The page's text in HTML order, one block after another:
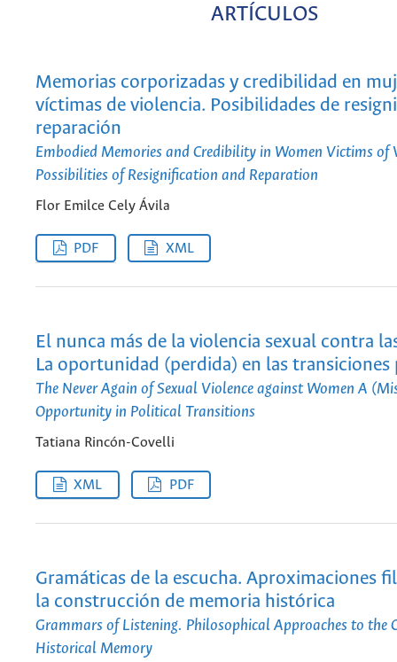
ARTÍCULOS
Memorias corporizadas y credibilidad en
víctimas de violencia. Posibilidades de
reparación
Embodied Memories and Credibility in Women Victims of
Possibilities of Resignification and Reparation
Flor Emilce Cely Ávila
PDF XML
El nunca más de la violencia sexual contra
La oportunidad (perdida) en las transiciones
The Never Again of Sexual Violence against Women A
Opportunity in Political Transitions
Tatiana Rincón-Covelli
XML PDF
Gramáticas de la escucha. Aproximaciones
la construcción de memoria histórica
Grammars of Listening. Philosophical Approaches to the
Historical Memory